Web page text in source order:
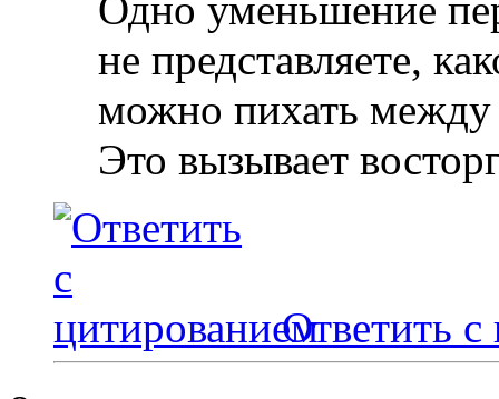
Одно уменьшение
не представляете,
можно пихать между
Это вызывает
Ответить с